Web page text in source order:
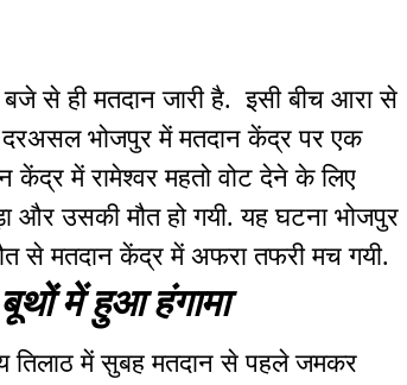
से ही मतदान जारी है. इसी बीच आरा से
भोजपुर में मतदान केंद्र पर एक
केंद्र में रामेश्वर महतो वोट देने के लिए
और उसकी मौत हो गयी. यह घटना भोजपुर
से मतदान केंद्र में अफरा तफरी मच गयी.
में हुआ हंगामा
तिलाठ में सुबह मतदान से पहले जमकर